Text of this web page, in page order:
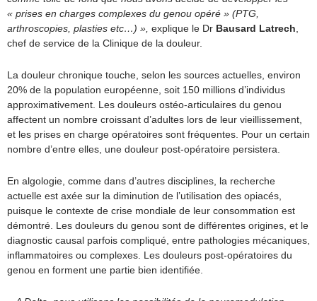
« prises en charges complexes du genou opéré » (PTG,
arthroscopies, plasties etc…) », explique le Dr Bausard Latrech
chef de service de la Clinique de la douleur.
La douleur chronique touche, selon les sources actuelles, environ
20% de la population européenne, soit 150 millions d’individus
approximativement. Les douleurs ostéo-articulaires du genou
affectent un nombre croissant d’adultes lors de leur vieillissement,
et les prises en charge opératoires sont fréquentes. Pour un certain
nombre d’entre elles, une douleur post-opératoire persistera.
En algologie, comme dans d’autres disciplines, la recherche
actuelle est axée sur la diminution de l’utilisation des opiacés,
puisque le contexte de crise mondiale de leur consommation est
démontré. Les douleurs du genou sont de différentes origines, et le
diagnostic causal parfois compliqué, entre pathologies mécaniques,
inflammatoires ou complexes. Les douleurs post-opératoires du
genou en forment une partie bien identifiée.